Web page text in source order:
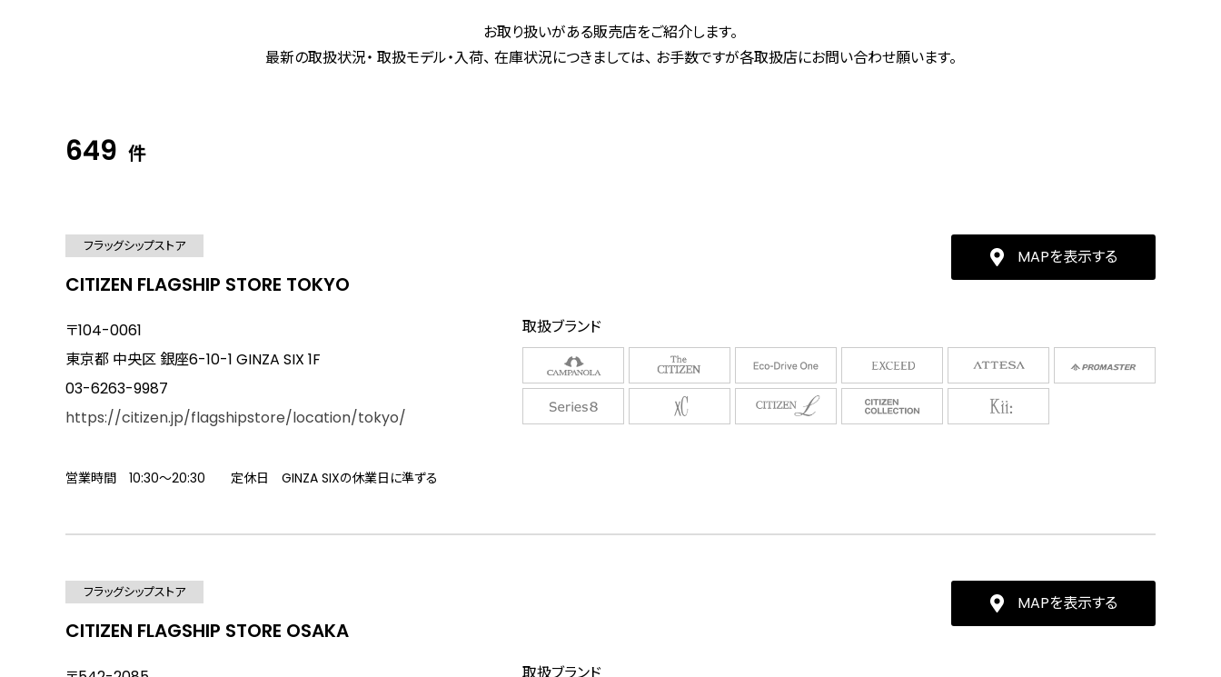
お取り扱いがある販売店をご紹介します。
最新の取扱状況・ 取扱モデル・入荷、 在庫状況につきましては、 お手数ですが各取扱店にお問い合わせ願います。
649 件
フラッグシップストア
CITIZEN FLAGSHIP STORE TOKYO
MAPを表示する
〒104-0061
東京都 中央区 銀座6-10-1 GINZA SIX 1F
03-6263-9987
https://citizen.jp/flagshipstore/location/tokyo/
取扱ブランド
営業時間 10:30～20:30 定休日 GINZA SIXの休業日に準ずる
フラッグシップストア
CITIZEN FLAGSHIP STORE OSAKA
MAPを表示する